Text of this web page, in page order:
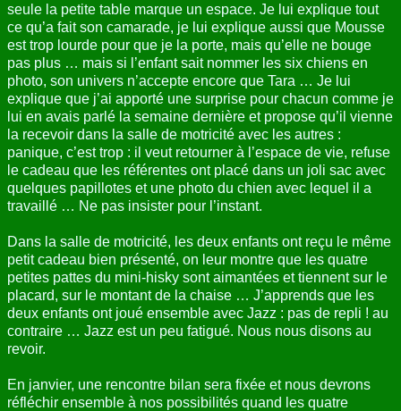
seule la petite table marque un espace. Je lui explique tout
ce qu’a fait son camarade, je lui explique aussi que Mousse
est trop lourde pour que je la porte, mais qu’elle ne bouge
pas plus … mais si l’enfant sait nommer les six chiens en
photo, son univers n’accepte encore que Tara … Je lui
explique que j’ai apporté une surprise pour chacun comme je
lui en avais parlé la semaine dernière et propose qu’il vienne
la recevoir dans la salle de motricité avec les autres :
panique, c’est trop : il veut retourner à l’espace de vie, refuse
le cadeau que les référentes ont placé dans un joli sac avec
quelques papillotes et une photo du chien avec lequel il a
travaillé … Ne pas insister pour l’instant.
Dans la salle de motricité, les deux enfants ont reçu le même
petit cadeau bien présenté, on leur montre que les quatre
petites pattes du mini-hisky sont aimantées et tiennent sur le
placard, sur le montant de la chaise … J’apprends que les
deux enfants ont joué ensemble avec Jazz : pas de repli ! au
contraire … Jazz est un peu fatigué. Nous nous disons au
revoir.
En janvier, une rencontre bilan sera fixée et nous devrons
réfléchir ensemble à nos possibilités quand les quatre